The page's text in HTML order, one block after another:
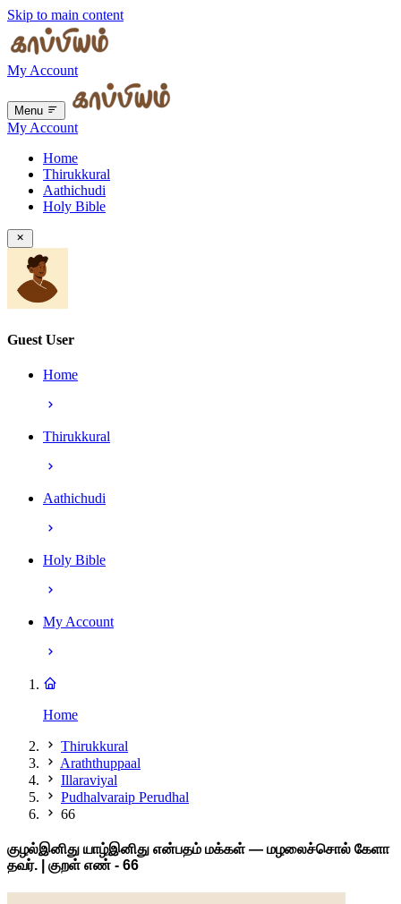
Skip to main content
My Account
Menu
My Account
Home
Thirukkural
Aathichudi
Holy Bible
Guest User
Home
Thirukkural
Aathichudi
Holy Bible
My Account
Home
Thirukkural
Araththuppaal
Illaraviyal
Pudhalvaraip Perudhal
66
குழல்இனிது யாழ்இனிது என்பதம் மக்கள் — மழலைச்சொல் கேளா
தவர். | குறள் எண் - 66